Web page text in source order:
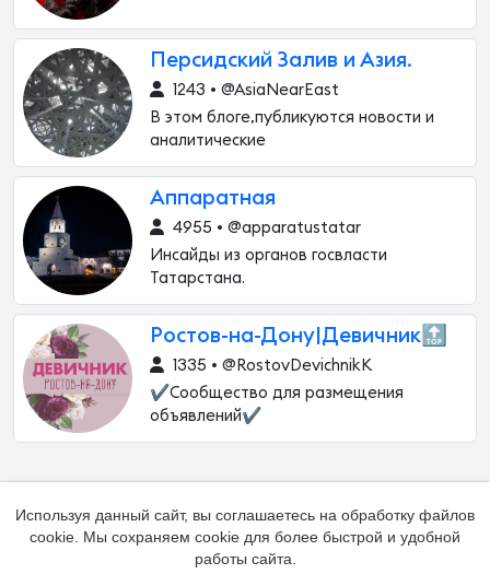
Персидский Залив и Азия.
1243 • @AsiaNearEast
В этом блоге,публикуются новости и
аналитические
Аппаратная
4955 • @apparatustatar
Инсайды из органов госвласти
Татарстана.
Ростов-на-Дону|Девичник🔝
1335 • @RostovDevichnikK
✔️Сообщество для размещения
объявлений✔️
Используя данный сайт, вы соглашаетесь на обработку файлов
cookie. Мы сохраняем cookie для более быстрой и удобной
работы сайта.